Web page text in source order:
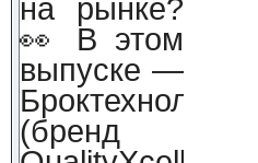
на рынке?
👀 В этом
выпуске —
Броктехнолоджи
(бренд